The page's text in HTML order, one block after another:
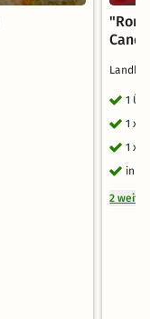
1
1 x
1 x
inkl.
2